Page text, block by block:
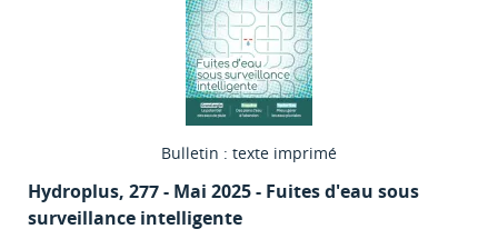
Bulletin : texte imprimé
Hydroplus, 277 - Mai 2025 - Fuites d'eau sous
surveillance intelligente